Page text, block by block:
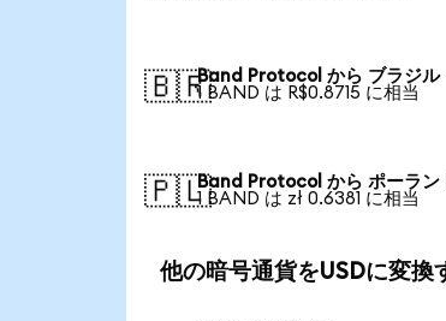
🇧🇷Band Protocol から ブラジル
1 BAND は R$0.8715 に相当
🇵🇱Band Protocol から ポーラン
1 BAND は zł 0.6381 に相当
他の暗号通貨をUSDに変換